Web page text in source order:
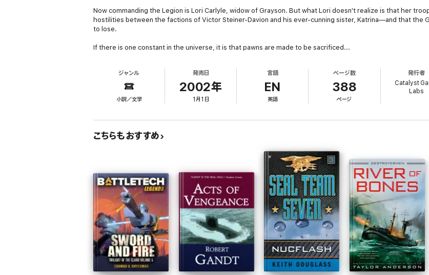
Now commanding the Legion is Lori Carlyle, widow of Grayson. But what Lori doesn't realize is that her
hostilities between the factions of Victor Steiner-Davion and his ever-cunning sister, Katrina—and that the
to lose.
If there is one constant in the universe, it is that pawns are made to be sacrificed...
ジャンル
小説／文学
発売日
2002年
1月1日
言語
EN
英語
ページ数
388
ページ
発行者
Catalyst
Labs
こちらもおすすめ